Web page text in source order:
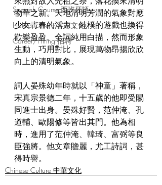
Spanish Course 西班牙語
Hakka Culture 客家文化
Career/Hiring 招聘
物華之新。天地清明芳潤的氣象對應
少女青春的活力，純樸的遊戲也換得
歡樂盈盈。全詞純用白描，然而形象
生動，巧用對比，展現萬物昂揚欣欣
向上的清明氣象。
詞人晏殊幼年時就以「神童」著稱，
宋真宗景德二年，十五歲的他即受賜
同進士出身。晏殊好賢，范仲淹、孔
道輔、歐陽修等皆出其門。他為相
時，進用了范仲淹、韓琦、富弼等良
臣強將。他文章贍麗，尤工詩詞，甚
得時譽。
Chinese Culture 中華文化